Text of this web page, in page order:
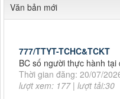
Cách chặn 5 bệnh hô
Cách chặn 5 bệnh hô hấp
Tiếp tục tăng cường
Tiếp tục tăng cường công
dịch tả lợn châu Phi
Thời gian đăng: 11/10/2019
Số: 187/CV-TTYT
Đẩy nhanh tiến độ thực
Thời gian đăng: 11/10/2019
Văn bản mới
BC số người thực hành tại
Thời gian đăng: 20/07/
lượt xem: 177 | lượt tải:30
2246/TB-SYT